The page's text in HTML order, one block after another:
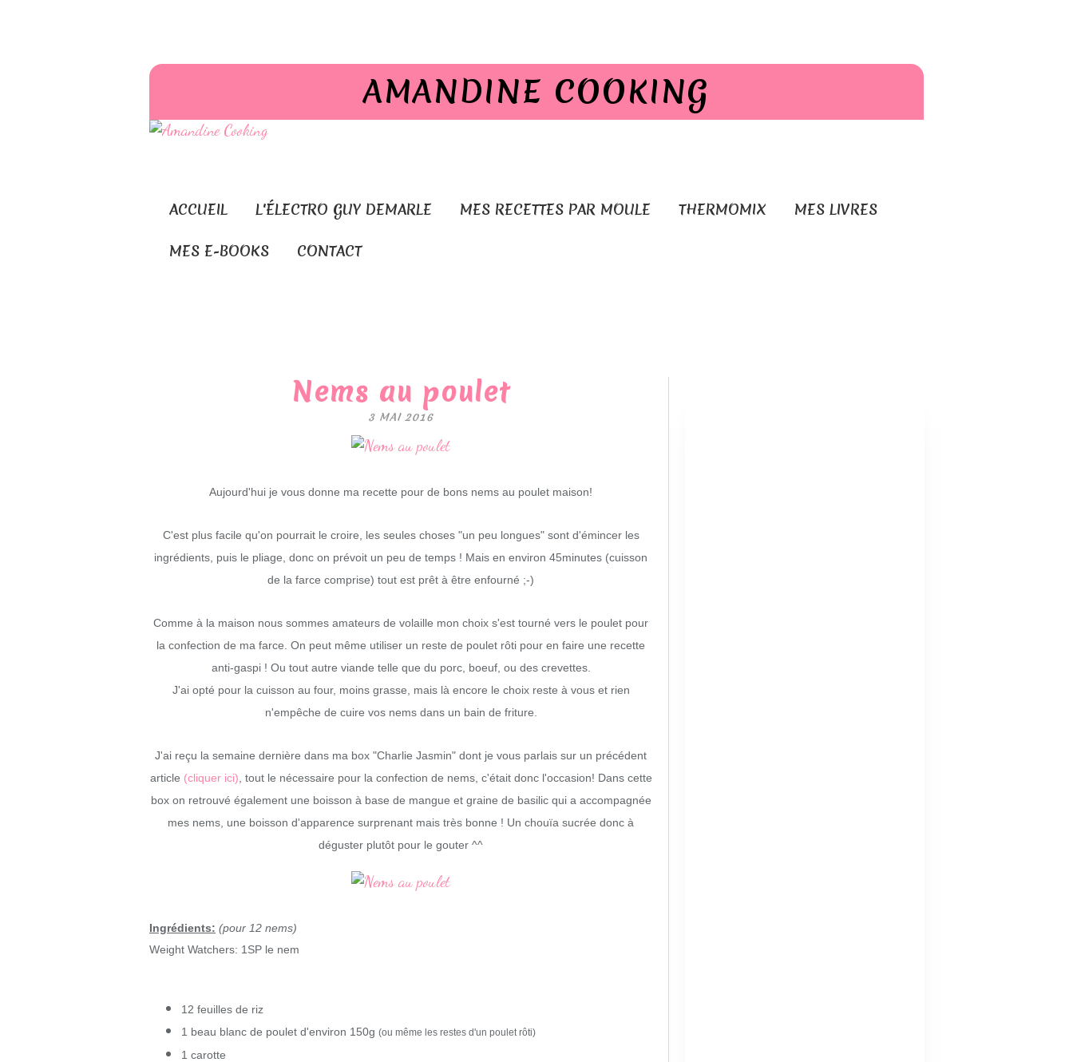
AMANDINE COOKING
ACCUEIL L'ÉLECTRO GUY DEMARLE MES RECETTES PAR MOULE THERMOMIX MES LIVRES
MES E-BOOKS CONTACT
Nems au poulet
3 MAI 2016
Aujourd'hui je vous donne ma recette pour de bons nems au poulet maison!
C'est plus facile qu'on pourrait le croire, les seules choses "un peu longues" sont d'émincer les
ingrédients, puis le pliage, donc on prévoit un peu de temps ! Mais en environ 45minutes (cuisson
de la farce comprise) tout est prêt à être enfourné ;-)
Comme à la maison nous sommes amateurs de volaille mon choix s'est tourné vers le poulet pour
la confection de ma farce. On peut même utiliser un reste de poulet rôti pour en faire une recette
anti-gaspi ! Ou tout autre viande telle que du porc, boeuf, ou des crevettes.
J'ai opté pour la cuisson au four, moins grasse, mais là encore le choix reste à vous et rien
n'empêche de cuire vos nems dans un bain de friture.
J'ai reçu la semaine dernière dans ma box "Charlie Jasmin" dont je vous parlais sur un précédent
article (cliquer ici) , tout le nécessaire pour la confection de nems, c'était donc l'occasion! Dans cette
box on retrouvé également une boisson à base de mangue et graine de basilic qui a accompagnée
mes nems, une boisson d'apparence surprenant mais très bonne ! Un chouïa sucrée donc à
déguster plutôt pour le gouter ^^
Ingrédients: (pour 12 nems)
Weight Watchers: 1SP le nem
12 feuilles de riz
1 beau blanc de poulet d'environ 150g (ou même les restes d'un poulet rôti)
1 carotte